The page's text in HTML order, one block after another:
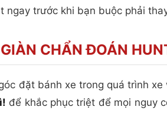
trước khi bạn buộc phải
CHẨN ĐOÁN
đặt bánh xe trong quá trình
để khắc phục triệt để mọi nguy